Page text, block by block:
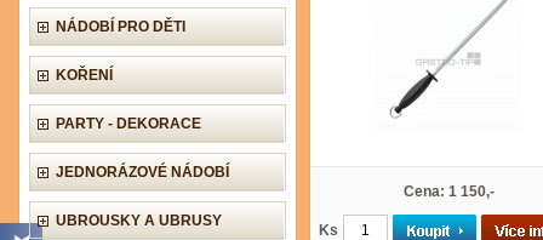
NÁDOBÍ PRO DĚTI
KOŘENÍ
PARTY - DEKORACE
JEDNORÁZOVÉ NÁDOBÍ
UBROUSKY A UBRUSY
Cena: 1 150,-
Ks